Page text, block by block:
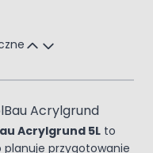
Acrylgrund
Acrylgrund 5L to
planuje przygotowanie